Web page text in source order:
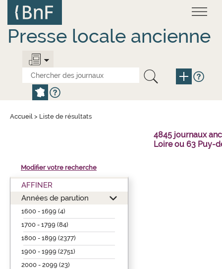
contenu
principal
Presse locale ancienne
Accueil > Liste de résultats
4845 journaux
Loire ou 63 Puy-
Modifier votre recherche
AFFINER
Années de parution
1600 - 1699 (4)
1700 - 1799 (84)
1800 - 1899 (2377)
1900 - 1999 (2751)
2000 - 2099 (23)
Panneau de gestion des cookies